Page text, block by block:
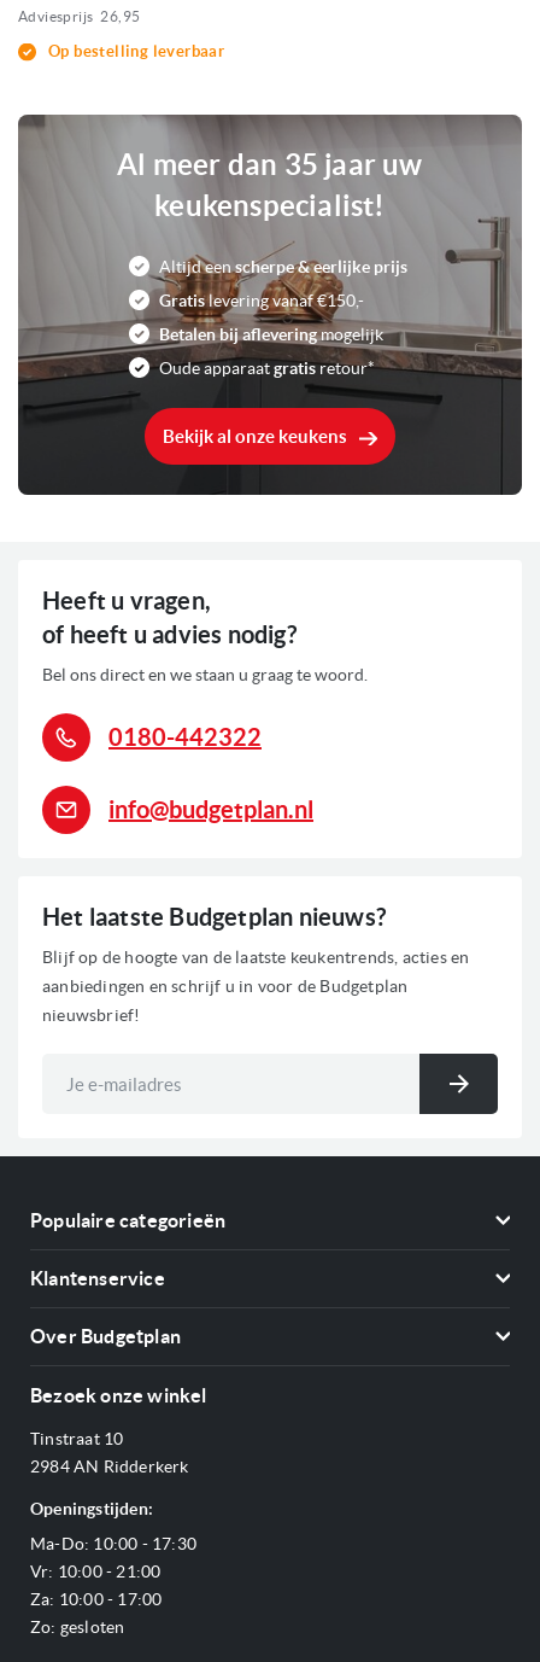
Adviesprijs 26,95
Op bestelling leverbaar
Al meer dan 35 jaar uw
keukenspecialist!
Altijd eenscherpe & eerlijke prijs
Gratislevering vanaf €150,-
Betalen bij afleveringmogelijk
Oude apparaatgratisretour*
Bekijk al onze keukens
Het laatste Budgetplan nieuws?
Blijf op de hoogte van de laatste keukentrends, acties en
aanbiedingen en schrijf u in voor de Budgetplan
nieuwsbrief!
Heeft u vragen,
of heeft u advies nodig?
Bel ons direct en we staan u graag te woord.
0180-442322
info@budgetplan.nl
Populaire categorieën
Kookplaten
Afzuigkappen
Ovens
Stoomovens
Magnetrons
Vaatwassers
Complete keukens
Outlet
Klantenservice
Betalen
Veelgestelde vragen
Service & garantie
Sitemap
Over Budgetplan
Adres & Route
Reviews Budgetplan
Blog
Bezoek onze winkel
Tinstraat 10
2984 AN Ridderkerk
Openingstijden:
Ma-Do: 10:00 - 17:30
Vr: 10:00 - 21:00
Za: 10:00 - 17:00
Zo: gesloten